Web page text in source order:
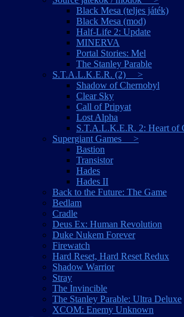
Black Mesa (teljes játék)
Black Mesa (mod)
Half-Life 2: Update
MINERVA
Portal Stories: Mel
The Stanley Parable
S.T.A.L.K.E.R. (2) >
Shadow of Chernobyl
Clear Sky
Call of Pripyat
Lost Alpha
S.T.A.L.K.E.R. 2: Heart of
Supergiant Games >
Bastion
Transistor
Hades
Hades II
Back to the Future: The Game
Bedlam
Cradle
Deus Ex: Human Revolution
Duke Nukem Forever
Firewatch
Hard Reset, Hard Reset Redux
Shadow Warrior
Stray
The Invincible
The Stanley Parable: Ultra Deluxe
XCOM: Enemy Unknown